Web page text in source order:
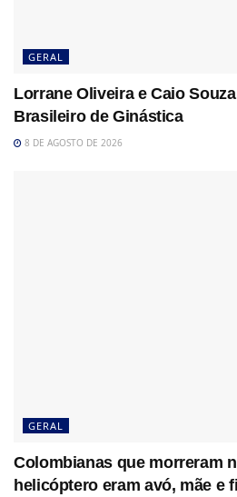
GERAL
Lorrane Oliveira e Caio
Brasileiro de Ginástica
8 DE AGOSTO DE 2026
GERAL
Colombianas que morreram
helicóptero eram avó, mãe e